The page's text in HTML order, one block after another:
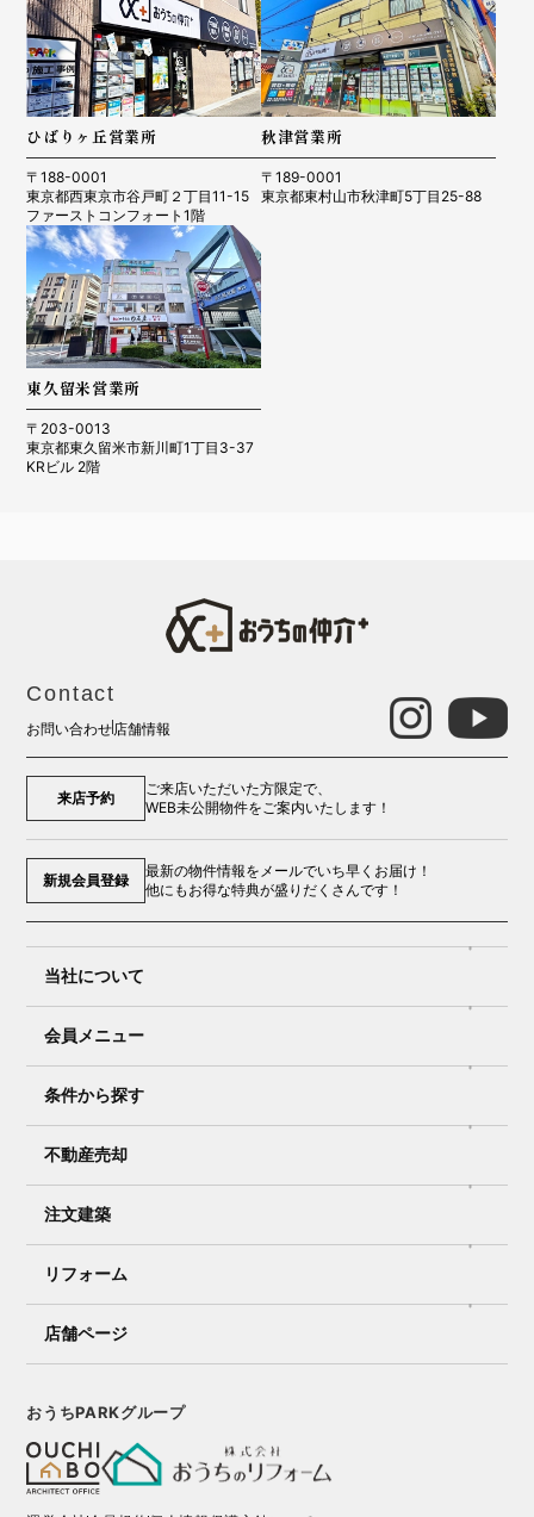
ひばりヶ丘営業所
〒188-0001
東京都西東京市谷戸町２丁目11-15
ファーストコンフォート1階
秋津営業所
〒189-0001
東京都東村山市秋津町5丁目25-88
東久留米営業所
〒203-0013
東京都東久留米市新川町1丁目3-37
KRビル 2階
Contact
お問い合わせ店舗情報
来店予約
ご来店いただいた方限定で、
WEB未公開物件をご案内いたします！
新規会員登録
最新の物件情報をメールでいち早くお届け！
他にもお得な特典が盛りだくさんです！
当社について
会員メニュー
条件から探す
不動産売却
注文建築
リフォーム
店舗ページ
おうちPARKグループ